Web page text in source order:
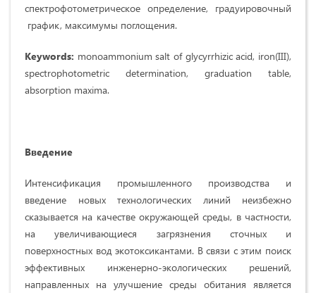
спектрофотометрическое определение, грaдуировочный
график, максимумы поглощения.
Keywords: monoammonium salt of glycyrrhizic acid, iron(III),
spectrophotometric determination, graduation table,
absorption maxima.
Введение
Интенсификация промышленного производства и
введение новых технологических линий неизбежно
сказывается на качестве окружающей среды, в частности,
на увеличивающиеся загрязнения сточных и
поверхностных вод экотоксикантами. В связи с этим поиск
эффективных инженерно-экологических решений,
направленных на улучшение среды обитания является